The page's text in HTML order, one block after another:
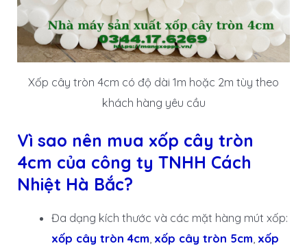
Xốp cây tròn 4cm có độ dài 1m hoặc 2m tùy theo
khách hàng yêu cầu
Vì sao nên mua xốp cây tròn
4cm của công ty TNHH Cách
Nhiệt Hà Bắc?
Đa dạng kích thước và các mặt hàng mút xốp:
xốp cây tròn 4cm xốp cây tròn 5cm xốp